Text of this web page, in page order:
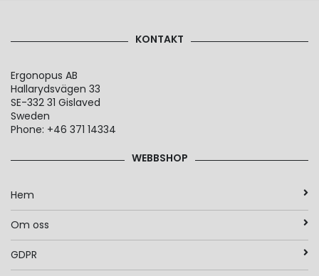
KONTAKT
Ergonopus AB
Hallarydsvägen 33
SE-332 31 Gislaved
Sweden
Phone: +46 371 14334
WEBBSHOP
Hem
Om oss
GDPR